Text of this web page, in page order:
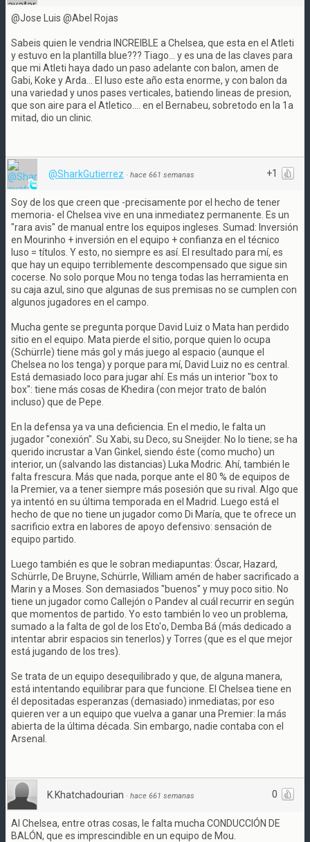
@Jose Luis @Abel Rojas
Sabeis quien le vendria INCREIBLE a Chelsea, que esta en el Atleti
y estuvo en la plantilla blue??? Tiago... y es una de las claves para
que mi Atleti haya dado un paso adelante con balon, amen de
Gabi, Koke y Arda... El luso este año esta enorme, y con balon da
una variedad y unos pases verticales, batiendo lineas de presion,
que son aire para el Atletico.... en el Bernabeu, sobretodo en la 1a
mitad, dio un clinic.
+1
@SharkGutierrez · hace 661 semanas
Soy de los que creen que -precisamente por el hecho de tener
memoria- el Chelsea vive en una inmediatez permanente. Es un
"rara avis" de manual entre los equipos ingleses. Sumad: Inversión
en Mourinho + inversión en el equipo + confianza en el técnico
luso = títulos. Y esto, no siempre es así. El resultado para mí, es
que hay un equipo terriblemente descompensado que sigue sin
cocerse. No solo porque Mou no tenga todas las herramienta en
su caja azul, sino que algunas de sus premisas no se cumplen con
algunos jugadores en el campo.
Mucha gente se pregunta porque David Luiz o Mata han perdido
sitio en el equipo. Mata pierde el sitio, porque quien lo ocupa
(Schürrle) tiene más gol y más juego al espacio (aunque el
Chelsea no los tenga) y porque para mí, David Luiz no es central.
Está demasiado loco para jugar ahí. Es más un interior "box to
box": tiene más cosas de Khedira (con mejor trato de balón
incluso) que de Pepe.
En la defensa ya va una deficiencia. En el medio, le falta un
jugador "conexión". Su Xabi, su Deco, su Sneijder. No lo tiene; se ha
querido incrustar a Van Ginkel, siendo éste (como mucho) un
interior, un (salvando las distancias) Luka Modric. Ahí, también le
falta frescura. Más que nada, porque ante el 80 % de equipos de
la Premier, va a tener siempre más posesión que su rival. Algo que
ya intentó en su última temporada en el Madrid. Luego está el
hecho de que no tiene un jugador como Di María, que te ofrece un
sacrificio extra en labores de apoyo defensivo: sensación de
equipo partido.
Luego también es que le sobran mediapuntas: Óscar, Hazard,
Schürrle, De Bruyne, Schürrle, William amén de haber sacrificado a
Marin y a Moses. Son demasiados "buenos" y muy poco sitio. No
tiene un jugador como Callejón o Pandev al cuál recurrir en según
que momentos de partido. Yo esto también lo veo un problema,
sumado a la falta de gol de los Eto'o, Demba Bá (más dedicado a
intentar abrir espacios sin tenerlos) y Torres (que es el que mejor
está jugando de los tres).
Se trata de un equipo desequilibrado y que, de alguna manera,
está intentando equilibrar para que funcione. El Chelsea tiene en
él depositadas esperanzas (demasiado) inmediatas; por eso
quieren ver a un equipo que vuelva a ganar una Premier: la más
abierta de la última década. Sin embargo, nadie contaba con el
Arsenal.
0
K.Khatchadourian · hace 661 semanas
Al Chelsea, entre otras cosas, le falta mucha CONDUCCIÓN DE
BALÓN, que es imprescindible en un equipo de Mou.